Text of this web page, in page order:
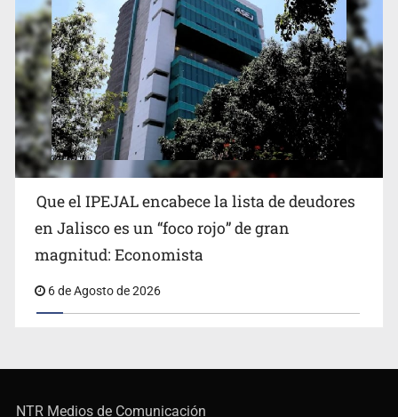
Que el IPEJAL encabece la lista de deudores
en Jalisco es un “foco rojo” de gran
magnitud: Economista
6 de Agosto de 2026
NTR Medios de Comunicación